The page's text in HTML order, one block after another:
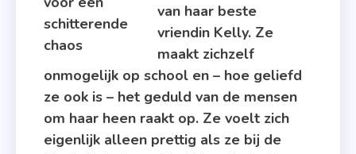
van haar beste
vriendin Kelly. Ze
maakt zichzelf
onmogelijk op school en – hoe geliefd
ze ook is – het geduld van de mensen
om haar heen raakt op. Ze voelt zich
eigenlijk alleen prettig als ze bij de